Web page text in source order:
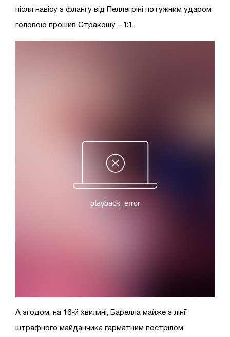
після навісу з флангу від Пеллегріні потужним ударом
головою прошив Стракошу – 1:1
А згодом, на 16-й хвилині, Барелла майже з лінії
штрафного майданчика гарматним пострілом